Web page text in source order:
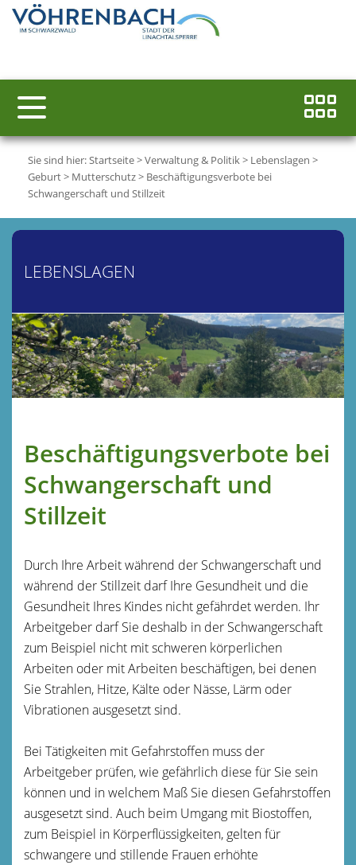
Sie sind hier:Startseite>Verwaltung & Politik> Lebenslagen >
Geburt> Mutterschutz> Beschäftigungsverbote bei
Schwangerschaft und Stillzeit
LEBENSLAGEN
Beschäftigungsverbote bei
Schwangerschaft und
Stillzeit
Durch Ihre Arbeit während der Schwangerschaft und
während der Stillzeit darf Ihre Gesundheit und die
Gesundheit Ihres Kindes nicht gefährdet werden. Ihr
Arbeitgeber darf Sie deshalb in der Schwangerschaft
zum Beispiel nicht mit schweren körperlichen
Arbeiten oder mit Arbeiten beschäftigen, bei denen
Sie Strahlen, Hitze, Kälte oder Nässe, Lärm oder
Vibrationen ausgesetzt sind.
Bei Tätigkeiten mit Gefahrstoffen muss der
Arbeitgeber prüfen, wie gefährlich diese für Sie sein
können und in welchem Maß Sie diesen Gefahrstoffen
ausgesetzt sind. Auch beim Umgang mit Biostoffen,
zum Beispiel in Körperflüssigkeiten, gelten für
schwangere und stillende Frauen erhöhte